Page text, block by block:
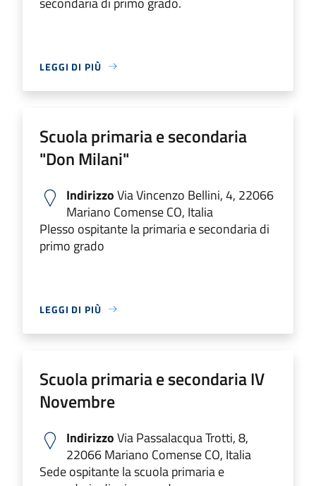
LEGGI DI PIÙ
Scuola primaria e secondaria
"Don Milani"
IndirizzoVia Vincenzo Bellini, 4, 22066
Mariano Comense CO, Italia
Plesso ospitante la primaria e secondaria di
primo grado
LEGGI DI PIÙ
Scuola primaria e secondaria IV
Novembre
IndirizzoVia Passalacqua Trotti, 8,
22066 Mariano Comense CO, Italia
Sede ospitante la scuola primaria e